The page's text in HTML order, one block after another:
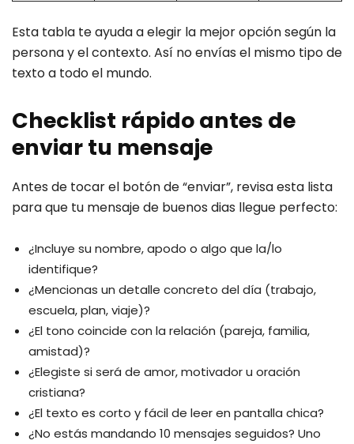
Esta tabla te ayuda a elegir la mejor opción según la
persona y el contexto. Así no envías el mismo tipo de
texto a todo el mundo.
Checklist rápido antes de
enviar tu mensaje
Antes de tocar el botón de “enviar”, revisa esta lista
para que tu mensaje de buenos dias llegue perfecto:
¿Incluye su nombre, apodo o algo que la/lo
identifique?
¿Mencionas un detalle concreto del día (trabajo,
escuela, plan, viaje)?
¿El tono coincide con la relación (pareja, familia,
amistad)?
¿Elegiste si será de amor, motivador u oración
cristiana?
¿El texto es corto y fácil de leer en pantalla chica?
¿No estás mandando 10 mensajes seguidos? Uno